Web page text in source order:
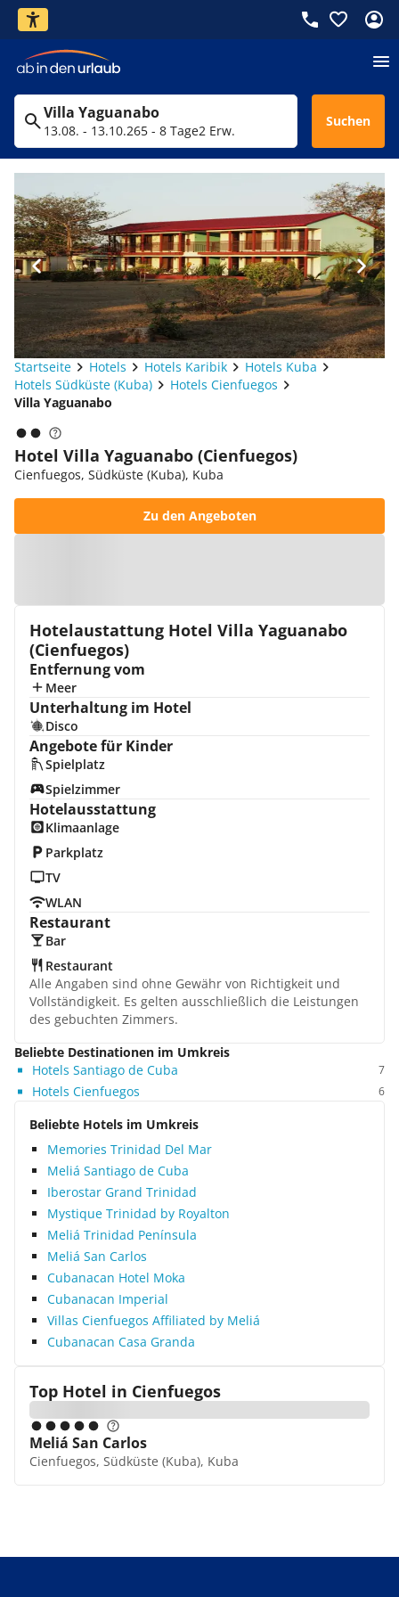
Villa Yaguanabo
13.08. - 13.10.265 - 8 Tage2 Erw.
Suchen
Startseite Hotels Hotels Karibik
Hotels Kuba
Hotels Südküste (Kuba)
Hotels Cienfuegos
Villa Yaguanabo
Hotel Villa Yaguanabo (Cienfuegos)
Cienfuegos, Südküste (Kuba), Kuba
Zu den Angeboten
Hotelaustattung Hotel Villa Yaguanabo
(Cienfuegos)
Entfernung vom
Meer
Unterhaltung im Hotel
Disco
Angebote für Kinder
Spielplatz
Spielzimmer
Hotelausstattung
Klimaanlage
Parkplatz
TV
WLAN
Restaurant
Bar
Restaurant
Alle Angaben sind ohne Gewähr von Richtigkeit und
Vollständigkeit. Es gelten ausschließlich die Leistungen
des gebuchten Zimmers.
Beliebte Destinationen im Umkreis
Hotels Santiago de Cuba
7
Hotels Cienfuegos 6
Beliebte Hotels im Umkreis
Memories Trinidad Del Mar
Meliá Santiago de Cuba
Iberostar Grand Trinidad
Mystique Trinidad by Royalton
Meliá Trinidad Península
Meliá San Carlos
Cubanacan Hotel Moka
Cubanacan Imperial
Villas Cienfuegos Affiliated by Meliá
Cubanacan Casa Granda
Top Hotel in Cienfuegos
Meliá San Carlos
Cienfuegos, Südküste (Kuba), Kuba